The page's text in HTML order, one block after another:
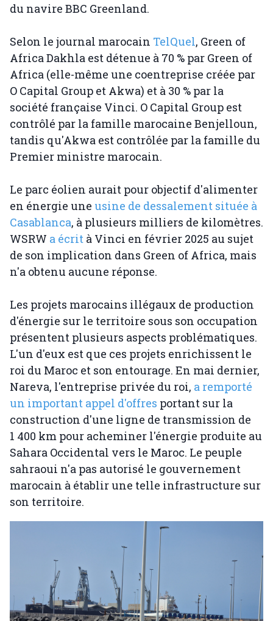
du navire BBC Greenland.
Selon le journal marocain TelQuel, Green of
Africa Dakhla est détenue à 70 % par Green of
Africa (elle-même une coentreprise créée par
O Capital Group et Akwa) et à 30 % par la
société française Vinci. O Capital Group est
contrôlé par la famille marocaine Benjelloun,
tandis qu'Akwa est contrôlée par la famille du
Premier ministre marocain.
Le parc éolien aurait pour objectif d'alimenter
en énergie une usine de dessalement située à
Casablanca, à plusieurs milliers de kilomètres.
WSRW a écrit à Vinci en février 2025 au sujet
de son implication dans Green of Africa, mais
n'a obtenu aucune réponse.
Les projets marocains illégaux de production
d'énergie sur le territoire sous son occupation
présentent plusieurs aspects problématiques.
L'un d'eux est que ces projets enrichissent le
roi du Maroc et son entourage. En mai dernier,
Nareva, l'entreprise privée du roi, a remporté
un important appel d'offres portant sur la
construction d'une ligne de transmission de
1 400 km pour acheminer l'énergie produite au
Sahara Occidental vers le Maroc. Le peuple
sahraoui n'a pas autorisé le gouvernement
marocain à établir une telle infrastructure sur
son territoire.